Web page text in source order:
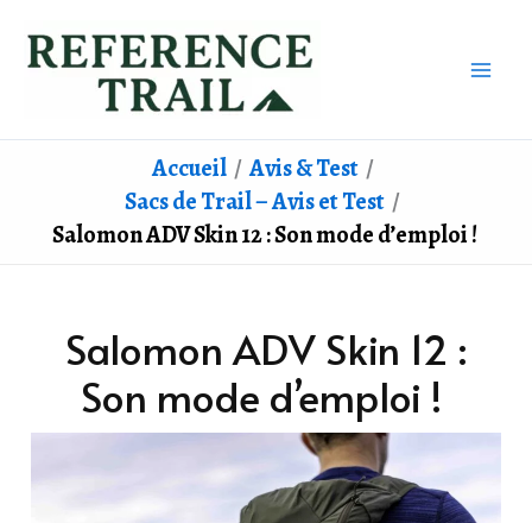
Accueil
Avis & Test
Sacs de Trail – Avis et Test
Salomon ADV Skin 12 : Son mode d’emploi !
Salomon ADV Skin 12 :
Son mode d’emploi !